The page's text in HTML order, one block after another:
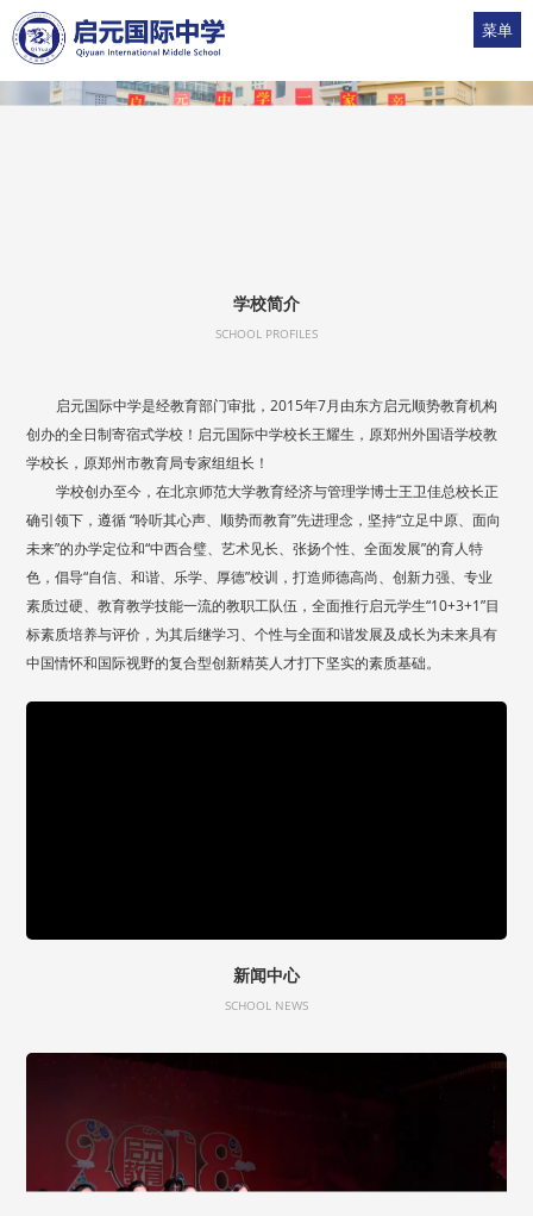
菜单
学校简介
SCHOOL PROFILES
启元国际中学是经教育部门审批，2015年7月由东方启元顺势教育机构
创办的全日制寄宿式学校！启元国际中学校长王耀生，原郑州外国语学校教
学校长，原郑州市教育局专家组组长！
学校创办至今，在北京师范大学教育经济与管理学博士王卫佳总校长正
确引领下，遵循 “聆听其心声、顺势而教育”先进理念，坚持“立足中原、面向
未来”的办学定位和“中西合璧、艺术见长、张扬个性、全面发展”的育人特
色，倡导“自信、和谐、乐学、厚德”校训，打造师德高尚、创新力强、专业
素质过硬、教育教学技能一流的教职工队伍，全面推行启元学生“10+3+1”目
标素质培养与评价，为其后继学习、个性与全面和谐发展及成长为未来具有
中国情怀和国际视野的复合型创新精英人才打下坚实的素质基础。
新闻中心
SCHOOL NEWS